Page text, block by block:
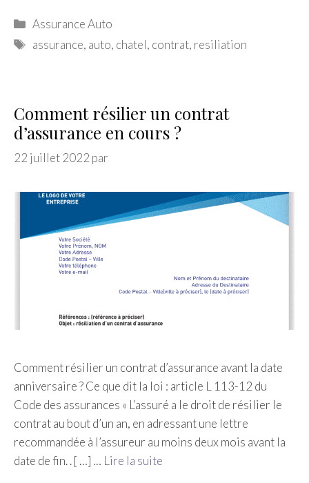
Catégories
Assurance Auto
Étiquettes
assurance, auto, chatel, contrat, resiliation
Comment résilier un contrat
d’assurance en cours ?
22 juillet 2022 par
Comment résilier un contrat d’assurance avant la date
anniversaire ? Ce que dit la loi : article L 113-12 du
Code des assurances « L’assuré a le droit de résilier le
contrat au bout d’un an, en adressant une lettre
recommandée à l’assureur au moins deux mois avant la
date de fin. . [ …] … Lire la suite